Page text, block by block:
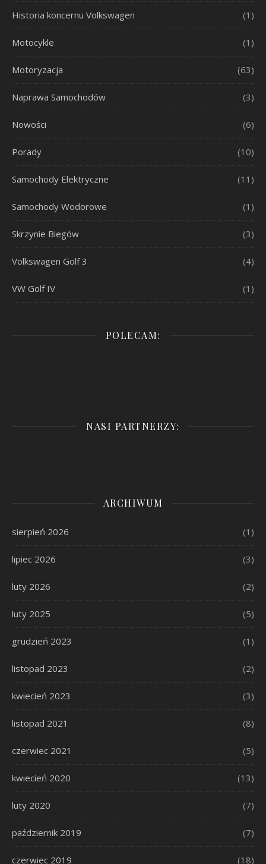
Historia koncernu Volkswagen (1)
Motocykle (1)
Motoryzacja (63)
Naprawa Samochodów (3)
Nowości (6)
Porady (10)
Samochody Elektryczne (11)
Samochody Wodorowe (1)
Skrzynie Biegów (3)
Volkswagen Golf 3 (4)
VW Golf IV (1)
POLECAM:
NASI PARTNERZY:
ARCHIWUM
sierpień 2026 (1)
lipiec 2026 (3)
luty 2026 (2)
luty 2025 (5)
grudzień 2023 (1)
listopad 2023 (2)
kwiecień 2023 (3)
listopad 2021 (8)
czerwiec 2021 (5)
kwiecień 2020 (13)
luty 2020 (7)
październik 2019 (7)
czerwiec 2019 (18)